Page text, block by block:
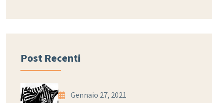
Post Recenti
Gennaio 27, 2021